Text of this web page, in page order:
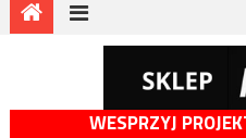
WESPRZYJ